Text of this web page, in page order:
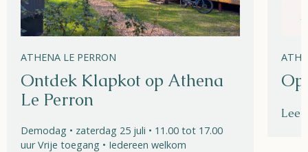
ATHENA LE PERRON
Ontdek Klapkot op Athena
Le Perron
Demodag • zaterdag 25 juli • 11.00 tot 17.00
uur Vrije toegang • Iedereen welkom